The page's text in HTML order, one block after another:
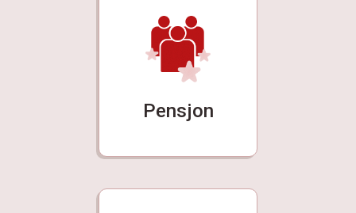
Pensjon